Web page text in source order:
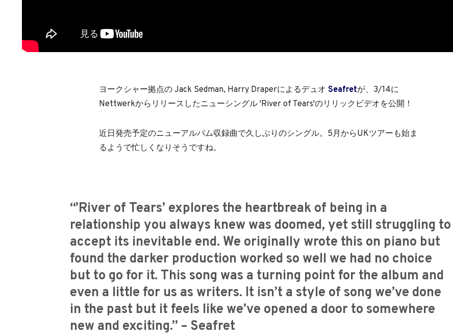
ヨークシャー拠点の Jack Sedman, Harry DraperによるデュオSeafretが、3/14に
Nettwerkからリリースしたニューシングル 'River of Tears'のリリックビデオを公開！
近日発売予定のニューアルバム収録曲で久しぶりのシングル。5月からUKツアーも始ま
るようで忙しくなりそうですね。
“’River of Tears’ explores the heartbreak of being in a
relationship you always knew was doomed, yet still struggling to
accept its inevitable end. We originally wrote this on piano but
found the darker production worked so well we had no choice
but to go for it. This song was a turning point for the album and
even a little for us as writers. It isn’t a style of song we’ve done
in the past but it feels like we’ve opened a door to somewhere
new and exciting.” – Seafret